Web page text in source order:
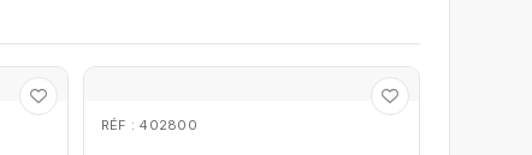
RÉF : 402800